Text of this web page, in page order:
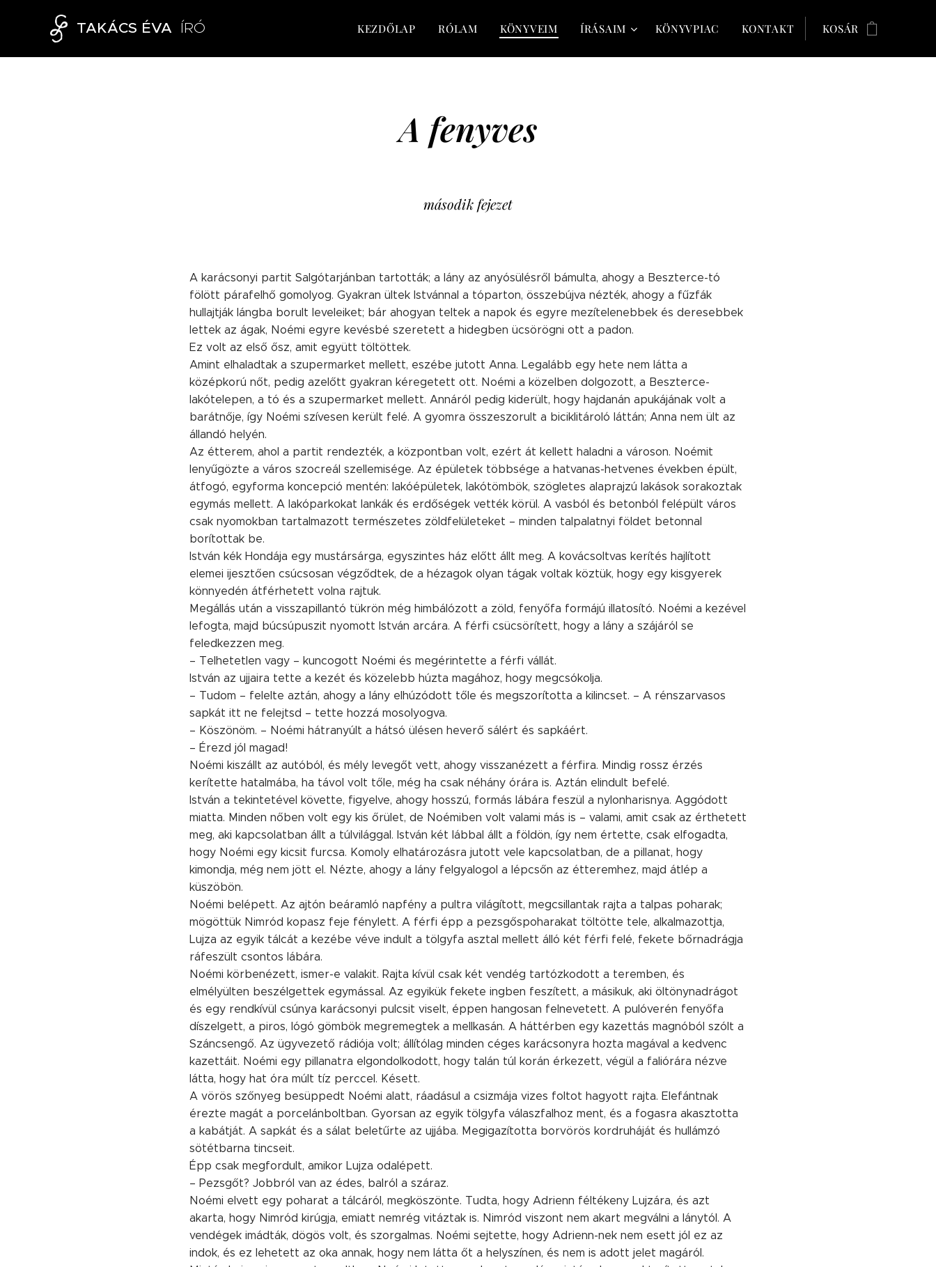
TAKÁCS ÉVA ÍRÓ KEZDŐLAP RÓLAM KÖNYVEIM ÍRÁSAIM KÖNYVPIAC KONTAKT KOSÁR
A fenyves
második fejezet
A karácsonyi partit Salgótarjánban tartották; a lány az anyósülésről bámulta, ahogy a Beszterce-tó
fölött párafelhő gomolyog. Gyakran ültek Istvánnal a tóparton, összebújva nézték, ahogy a fűzfák
hullajtják lángba borult leveleiket; bár ahogyan teltek a napok és egyre mezítelenebbek és deresebbek
lettek az ágak, Noémi egyre kevésbé szeretett a hidegben ücsörögni ott a padon.
Ez volt az első ősz, amit együtt töltöttek.
Amint elhaladtak a szupermarket mellett, eszébe jutott Anna. Legalább egy hete nem látta a
középkorú nőt, pedig azelőtt gyakran kéregetett ott. Noémi a közelben dolgozott, a Beszterce-
lakótelepen, a tó és a szupermarket mellett. Annáról pedig kiderült, hogy hajdanán apukájának volt a
barátnője, így Noémi szívesen került felé. A gyomra összeszorult a biciklitároló láttán; Anna nem ült az
állandó helyén.
Az étterem, ahol a partit rendezték, a központban volt, ezért át kellett haladni a városon. Noémit
lenyűgözte a város szocreál szellemisége. Az épületek többsége a hatvanas-hetvenes években épült,
átfogó, egyforma koncepció mentén: lakóépületek, lakótömbök, szögletes alaprajzú lakások sorakoztak
egymás mellett. A lakóparkokat lankák és erdőségek vették körül. A vasból és betonból felépült város
csak nyomokban tartalmazott természetes zöldfelületeket – minden talpalatnyi földet betonnal
borítottak be.
István kék Hondája egy mustársárga, egyszintes ház előtt állt meg. A kovácsoltvas kerítés hajlított
elemei ijesztően csúcsosan végződtek, de a hézagok olyan tágak voltak köztük, hogy egy kisgyerek
könnyedén átférhetett volna rajtuk.
Megállás után a visszapillantó tükrön még himbálózott a zöld, fenyőfa formájú illatosító. Noémi a kezével
lefogta, majd búcsúpuszit nyomott István arcára. A férfi csücsörített, hogy a lány a szájáról se
feledkezzen meg.
– Telhetetlen vagy – kuncogott Noémi és megérintette a férfi vállát.
István az ujjaira tette a kezét és közelebb húzta magához, hogy megcsókolja.
– Tudom – felelte aztán, ahogy a lány elhúzódott tőle és megszorította a kilincset. – A rénszarvasos
sapkát itt ne felejtsd – tette hozzá mosolyogva.
– Köszönöm. – Noémi hátranyúlt a hátsó ülésen heverő sálért és sapkáért.
– Érezd jól magad!
Noémi kiszállt az autóból, és mély levegőt vett, ahogy visszanézett a férfira. Mindig rossz érzés
kerítette hatalmába, ha távol volt tőle, még ha csak néhány órára is. Aztán elindult befelé.
István a tekintetével követte, figyelve, ahogy hosszú, formás lábára feszül a nylonharisnya. Aggódott
miatta. Minden nőben volt egy kis őrület, de Noémiben volt valami más is – valami, amit csak az érthetett
meg, aki kapcsolatban állt a túlvilággal. István két lábbal állt a földön, így nem értette, csak elfogadta,
hogy Noémi egy kicsit furcsa. Komoly elhatározásra jutott vele kapcsolatban, de a pillanat, hogy
kimondja, még nem jött el. Nézte, ahogy a lány felgyalogol a lépcsőn az étteremhez, majd átlép a
küszöbön.
Noémi belépett. Az ajtón beáramló napfény a pultra világított, megcsillantak rajta a talpas poharak;
mögöttük Nimród kopasz feje fénylett. A férfi épp a pezsgőspoharakat töltötte tele, alkalmazottja,
Lujza az egyik tálcát a kezébe véve indult a tölgyfa asztal mellett álló két férfi felé, fekete bőrnadrágja
ráfeszült csontos lábára.
Noémi körbenézett, ismer-e valakit. Rajta kívül csak két vendég tartózkodott a teremben, és
elmélyülten beszélgettek egymással. Az egyikük fekete ingben feszített, a másikuk, aki öltönynadrágot
és egy rendkívül csúnya karácsonyi pulcsit viselt, éppen hangosan felnevetett. A pulóverén fenyőfa
díszelgett, a piros, lógó gömbök megremegtek a mellkasán. A háttérben egy kazettás magnóból szólt a
Száncsengő. Az ügyvezető rádiója volt; állítólag minden céges karácsonyra hozta magával a kedvenc
kazettáit. Noémi egy pillanatra elgondolkodott, hogy talán túl korán érkezett, végül a faliórára nézve
látta, hogy hat óra múlt tíz perccel. Késett.
A vörös szőnyeg besüppedt Noémi alatt, ráadásul a csizmája vizes foltot hagyott rajta. Elefántnak
érezte magát a porcelánboltban. Gyorsan az egyik tölgyfa válaszfalhoz ment, és a fogasra akasztotta
a kabátját. A sapkát és a sálat beletűrte az ujjába. Megigazította borvörös kordruháját és hullámzó
sötétbarna tincseit.
Épp csak megfordult, amikor Lujza odalépett.
– Pezsgőt? Jobbról van az édes, balról a száraz.
Noémi elvett egy poharat a tálcáról, megköszönte. Tudta, hogy Adrienn féltékeny Lujzára, és azt
akarta, hogy Nimród kirúgja, emiatt nemrég vitáztak is. Nimród viszont nem akart megválni a lánytól. A
vendégek imádták, dögös volt, és szorgalmas. Noémi sejtette, hogy Adrienn-nek nem esett jól ez az
indok, és ez lehetett az oka annak, hogy nem látta őt a helyszínen, és nem is adott jelet magáról.